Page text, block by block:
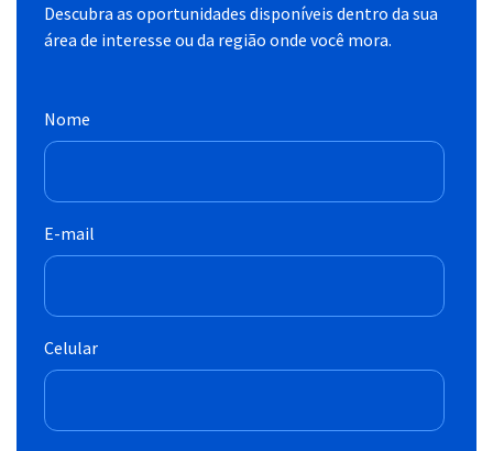
Descubra as oportunidades disponíveis dentro da sua
área de interesse ou da região onde você mora.
Nome
E-mail
Celular